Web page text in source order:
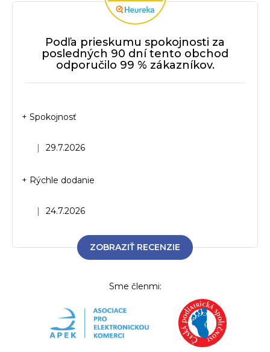
Podľa prieskumu spokojnosti za
posledných 90 dní tento obchod
odporučilo 99 % zákazníkov.
Hodnotenie obchodu je 5 z 5 hviezdičiek.
| 29.7.2026
+ Spokojnosť
Hodnotenie obchodu je 5 z 5 hviezdičiek.
| 24.7.2026
+ Rýchle dodanie
ZOBRAZIŤ RECENZIE
Sme členmi: